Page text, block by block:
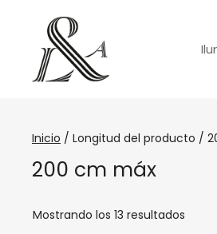
Inicio / Longitud del producto /
200 cm máx
Mostrando los 13 resultados